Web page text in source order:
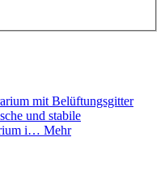
mit Belüftungsgitter
und stabile
i… Mehr